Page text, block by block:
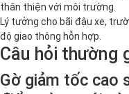
thân thiện với môi trường.
Lý tưởng cho bãi đậu xe,
độ giao thông hỗn hợp.
Câu hỏi thường
Gờ giảm tốc cao